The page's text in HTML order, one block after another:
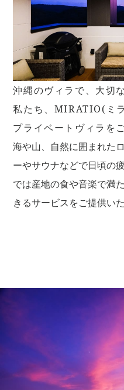
沖縄のヴィラで、大切
私たち、MIRATIO(ミ
プライベートヴィラを
海や山、自然に囲まれた
ーやサウナなどで日頃の
では産地の食や音楽で満
きるサービスをご提供いた